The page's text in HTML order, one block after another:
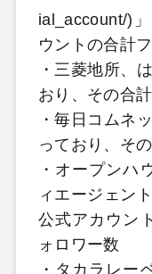
ial_account/)
ウントの合計
・三菱地所、
おり、その合
・毎日コムネ
っており、そ
・オープンハ
ィエージェン
公式アカウン
ォロワー数
・タカラレー